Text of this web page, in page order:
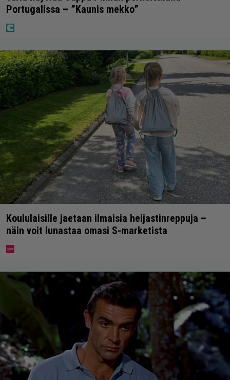
Portugalissa – ”Kaunis mekko”
Koululaisille jaetaan ilmaisia heijastinreppuja –
näin voit lunastaa omasi S-marketista